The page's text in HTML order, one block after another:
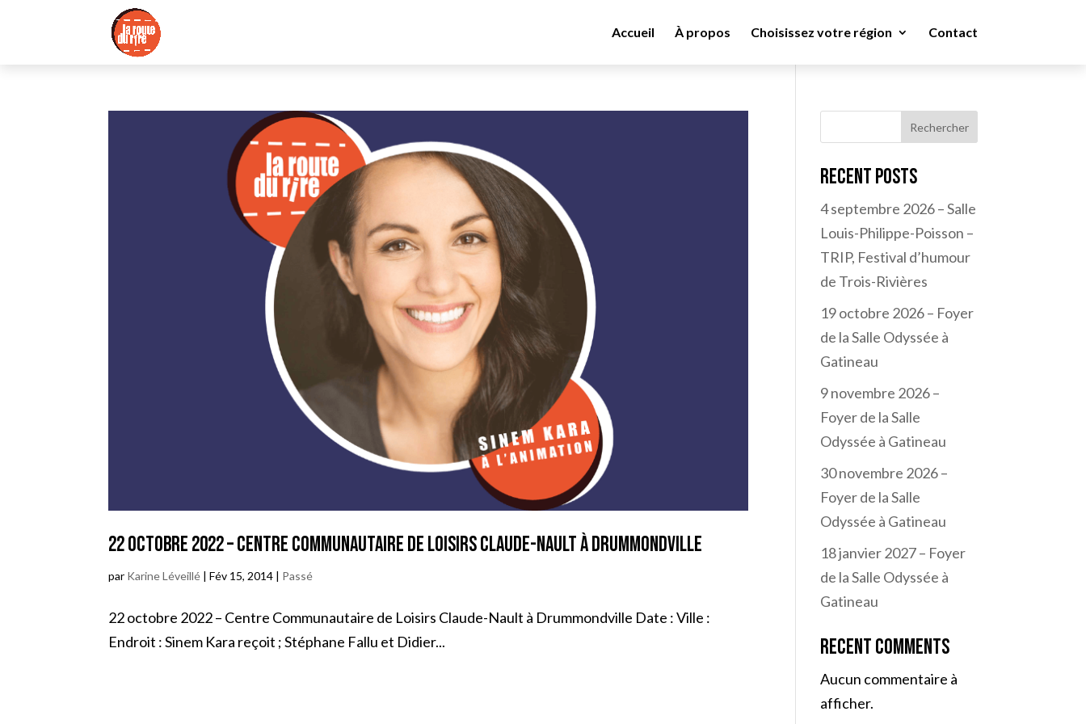
Accueil À propos Choisissez votre région Contact
22 octobre 2022 – Centre Communautaire de Loisirs Claude-Nault à Drummondville
par Karine Léveillé |Fév 15, 2014 | Passé
22 octobre 2022 – Centre Communautaire de Loisirs Claude-Nault à Drummondville Date : Ville :
Endroit : Sinem Kara reçoit ; Stéphane Fallu et Didier...
Rechercher
Recent Posts
4 septembre 2026 – Salle
Louis-Philippe-Poisson –
TRIP, Festival d’humour
de Trois-Rivières
19 octobre 2026 – Foyer
de la Salle Odyssée à
Gatineau
9 novembre 2026 –
Foyer de la Salle
Odyssée à Gatineau
30 novembre 2026 –
Foyer de la Salle
Odyssée à Gatineau
18 janvier 2027 – Foyer
de la Salle Odyssée à
Gatineau
Recent Comments
Aucun commentaire à
afficher.